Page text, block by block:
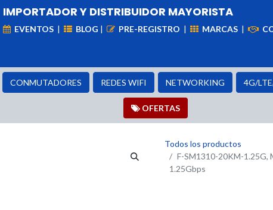
IMPORTADOR Y DISTRIBUIDOR MAYORISTA
EVENTOS | BLOG | PRE-REGISTRO | MARCAS |
CONMUTADORES REDES WIFI NETWORKING 4G/
OFER​​​​TAS
Todos los productos
F-SM1310-20KM-1.25G,
1.25Gbps